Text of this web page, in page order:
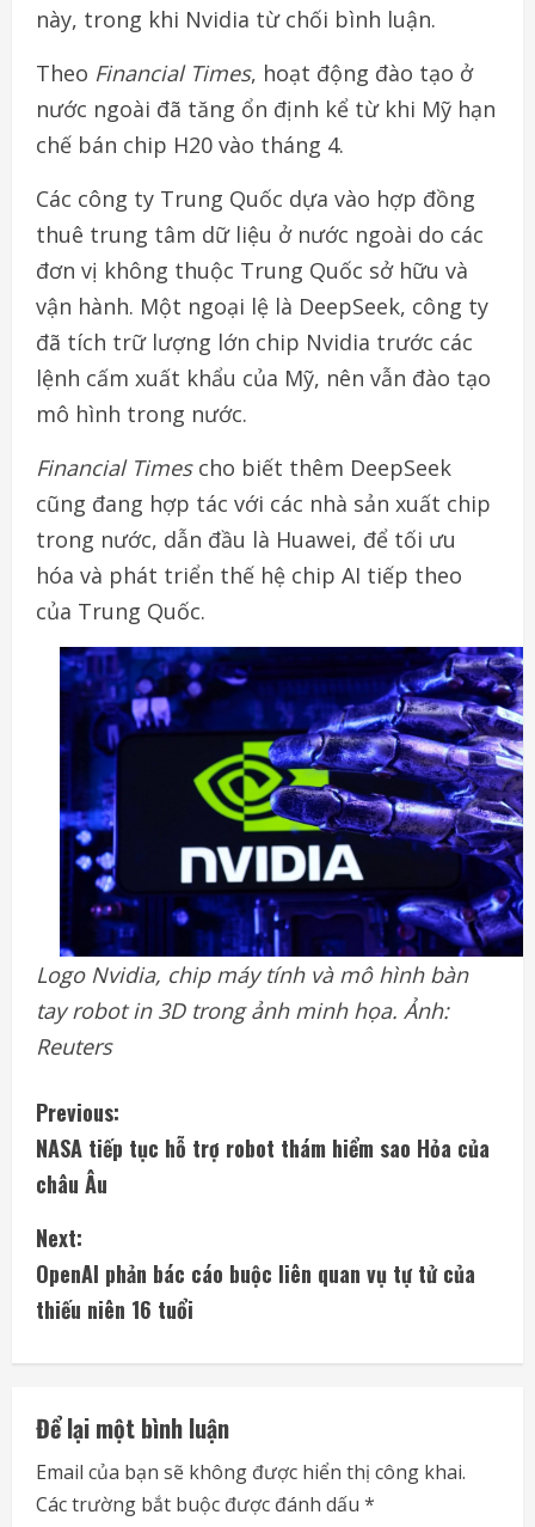
này, trong khi Nvidia từ chối bình luận.
Theo Financial Times, hoạt động đào tạo ở
nước ngoài đã tăng ổn định kể từ khi Mỹ hạn
chế bán chip H20 vào tháng 4.
Các công ty Trung Quốc dựa vào hợp đồng
thuê trung tâm dữ liệu ở nước ngoài do các
đơn vị không thuộc Trung Quốc sở hữu và
vận hành. Một ngoại lệ là DeepSeek, công ty
đã tích trữ lượng lớn chip Nvidia trước các
lệnh cấm xuất khẩu của Mỹ, nên vẫn đào tạo
mô hình trong nước.
Financial Timescho biết thêm DeepSeek
cũng đang hợp tác với các nhà sản xuất chip
trong nước, dẫn đầu là Huawei, để tối ưu
hóa và phát triển thế hệ chip AI tiếp theo
của Trung Quốc.
Logo Nvidia, chip máy tính và mô hình bàn
tay robot in 3D trong ảnh minh họa. Ảnh:
Reuters
C
o
n
t
i
n
u
e
Previous:
NASA tiếp tục hỗ trợ robot thám hiểm sao Hỏa của
châu Âu
Next:
OpenAI phản bác cáo buộc liên quan vụ tự tử của
thiếu niên 16 tuổi
Để lại một bình luận
Email của bạn sẽ không được hiển thị công khai.
Các trường bắt buộc được đánh dấu *